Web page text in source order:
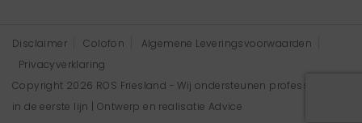
Disclaimer Colofon
Algemene Leveringsvoorwaarden
Privacyverklaring
Copyright 2026 ROS Friesland - Wij ondersteunen professionals
in de eerste lijn | Ontwerp en realisatie Advice